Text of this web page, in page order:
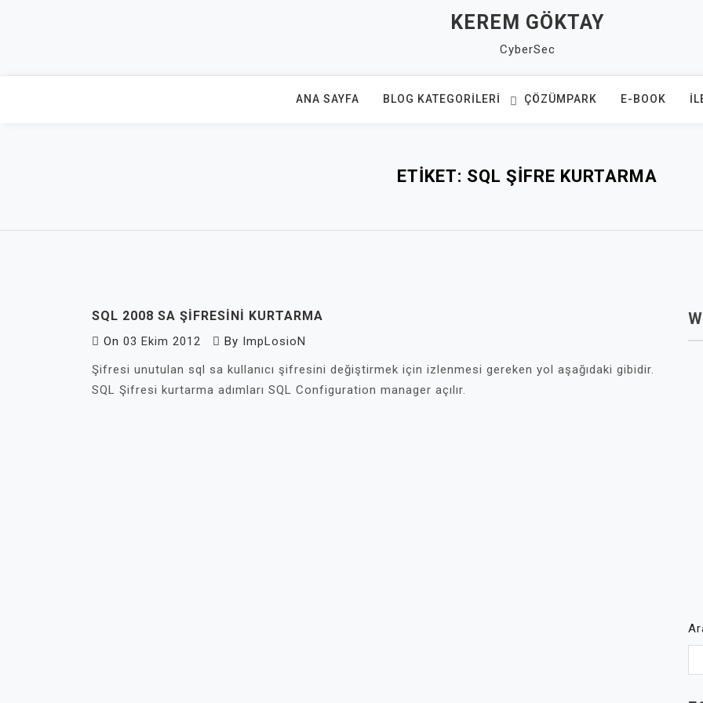
KEREM GÖKTAY
CyberSec
ANA SAYFA BLOG KATEGORILERI ÇÖZÜMPARK E-BOOK
ETIKET: SQL ŞIFRE KURTARMA
SQL 2008 SA ŞIFRESINI KURTARMA
On 03 Ekim 2012 By ImpLosioN
Şifresi unutulan sql sa kullanıcı şifresini değiştirmek için izlenmesi gereken yol aşağıdaki gibidir.
SQL Şifresi kurtarma adımları SQL Configuration manager açılır.